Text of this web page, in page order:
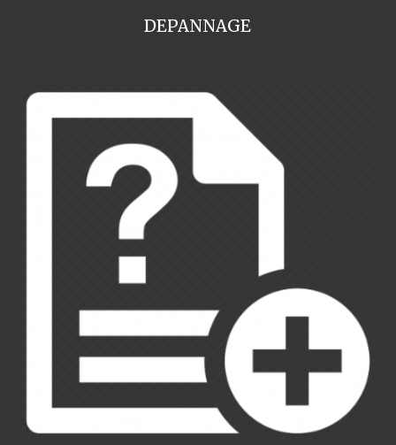
DEPANNAGE